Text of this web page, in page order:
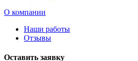
О компании
Наши работы
Отзывы
Оставить заявку